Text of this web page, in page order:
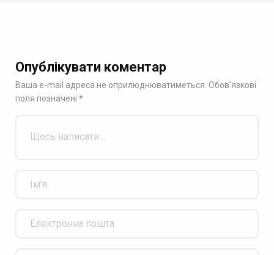
Опублікувати коментар
Ваша e-mail адреса не оприлюднюватиметься. Обов’язкові
поля позначені *